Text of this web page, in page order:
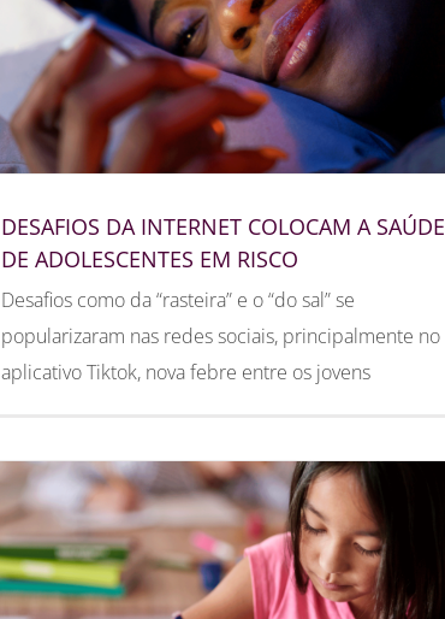
DESAFIOS DA INTERNET COLOCAM A SAÚDE
DE ADOLESCENTES EM RISCO
Desafios como da “rasteira” e o “do sal” se
popularizaram nas redes sociais, principalmente no
aplicativo Tiktok, nova febre entre os jovens